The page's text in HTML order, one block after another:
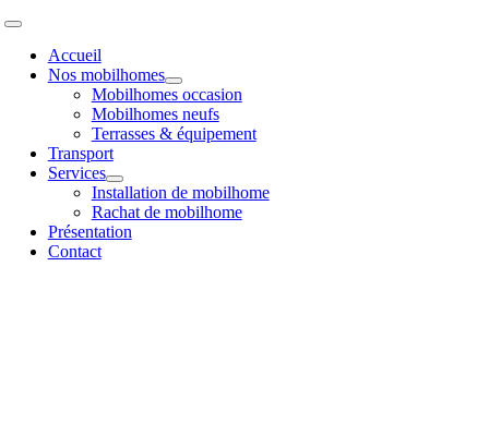
Passer
contenu
Toggle
NavigationAccueil
Nos mobilhomes
Mobilhomes occasion
Mobilhomes neufs
Terrasses & équipement
Transport
Services
Installation de mobilhome
Rachat de mobilhome
Présentation
Contact